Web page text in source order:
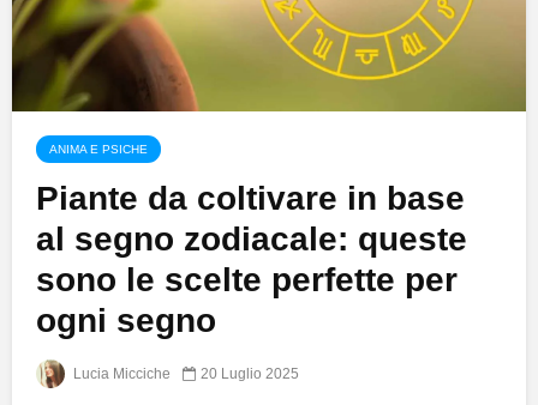
ANIMA E PSICHE
Piante da coltivare in base
al segno zodiacale: queste
sono le scelte perfette per
ogni segno
Lucia Micciche 20 Luglio 2025